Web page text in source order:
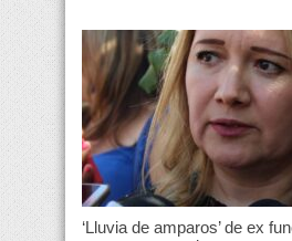
‘Lluvia de amparos’ de ex